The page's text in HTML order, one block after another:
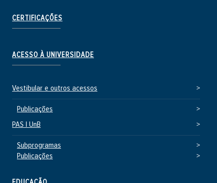
CERTIFICAÇÕES
ACESSO À UNIVERSIDADE
Vestibular e outros acessos
Publicações
PAS | UnB
Subprogramas
Publicações